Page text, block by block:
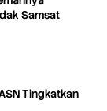
Samsat
Tingkatkan